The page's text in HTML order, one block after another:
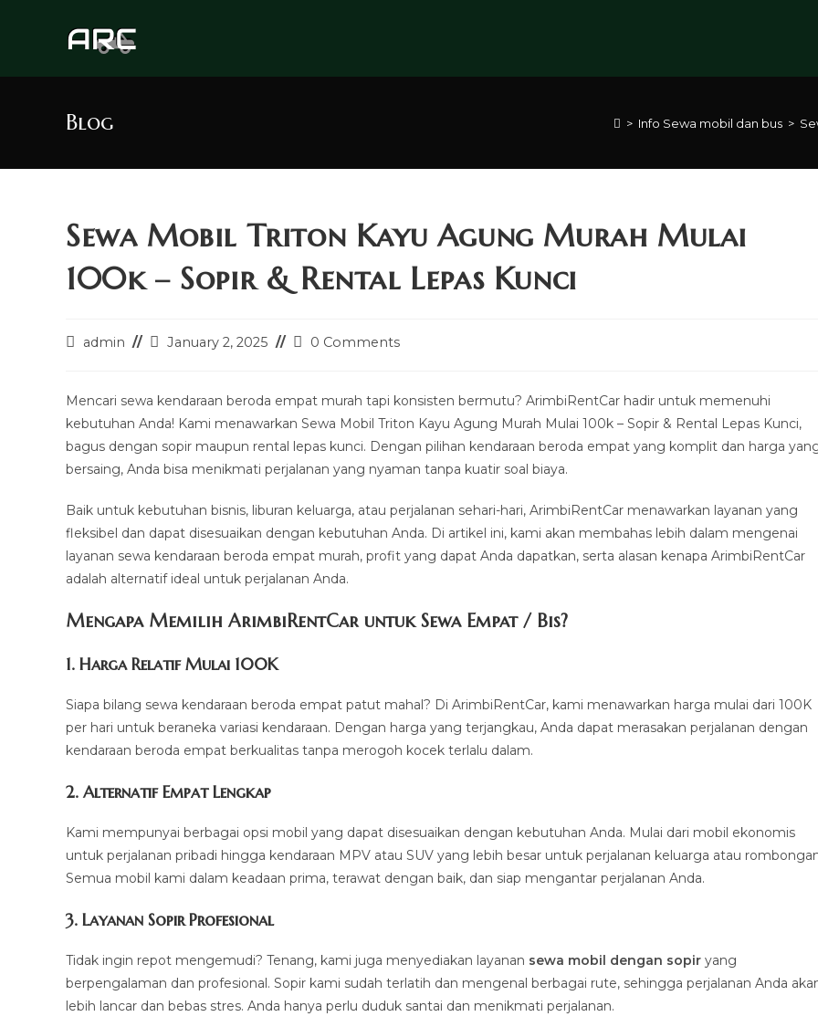
Blog > Info Sewa mobil dan bus >
Sewa Mobil Triton Kayu Agung Murah Mulai
100k – Sopir & Rental Lepas Kunci
Postadmin
PostJanuary 2, 2025
Post0 Comments
Mencari sewa kendaraan beroda empat murah tapi konsisten bermutu? ArimbiRentCar hadir untuk memenuhi
kebutuhan Anda! Kami menawarkan Sewa Mobil Triton Kayu Agung Murah Mulai 100k – Sopir & Rental Lepas Kunci,
bagus dengan sopir maupun rental lepas kunci. Dengan pilihan kendaraan beroda empat yang komplit dan harga
bersaing, Anda bisa menikmati perjalanan yang nyaman tanpa kuatir soal biaya.
Baik untuk kebutuhan bisnis, liburan keluarga, atau perjalanan sehari-hari, ArimbiRentCar menawarkan layanan yang
fleksibel dan dapat disesuaikan dengan kebutuhan Anda. Di artikel ini, kami akan membahas lebih dalam mengenai
layanan sewa kendaraan beroda empat murah, profit yang dapat Anda dapatkan, serta alasan kenapa ArimbiRentCar
adalah alternatif ideal untuk perjalanan Anda.
Mengapa Memilih ArimbiRentCar untuk Sewa Empat / Bis?
1. Harga Relatif Mulai 100K
Siapa bilang sewa kendaraan beroda empat patut mahal? Di ArimbiRentCar, kami menawarkan harga mulai dari 100K
per hari untuk beraneka variasi kendaraan. Dengan harga yang terjangkau, Anda dapat merasakan perjalanan dengan
kendaraan beroda empat berkualitas tanpa merogoh kocek terlalu dalam.
2. Alternatif Empat Lengkap
Kami mempunyai berbagai opsi mobil yang dapat disesuaikan dengan kebutuhan Anda. Mulai dari mobil ekonomis
untuk perjalanan pribadi hingga kendaraan MPV atau SUV yang lebih besar untuk perjalanan keluarga atau
Semua mobil kami dalam keadaan prima, terawat dengan baik, dan siap mengantar perjalanan Anda.
3. Layanan Sopir Profesional
Tidak ingin repot mengemudi? Tenang, kami juga menyediakan layanan sewa mobil dengan sopir yang
berpengalaman dan profesional. Sopir kami sudah terlatih dan mengenal berbagai rute, sehingga perjalanan Anda
lebih lancar dan bebas stres. Anda hanya perlu duduk santai dan menikmati perjalanan.